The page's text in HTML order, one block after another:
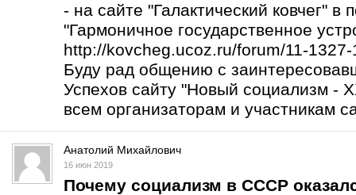
- на сайте "Галактический ковчег" в
"Гармоничное государственное
http://kovcheg.ucoz.ru/forum/11-
Буду рад общению с
Успехов сайту "Новый социализм -
всем организаторам и участникам
Анатолий Михайлович
16 июн 2019
Почему социализм в СССР